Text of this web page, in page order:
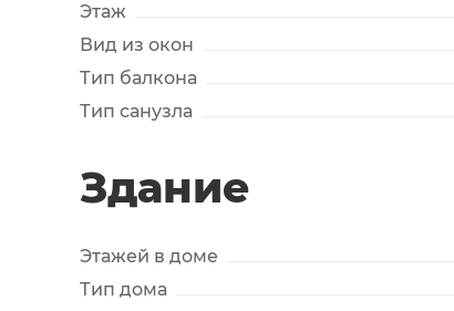
Этаж
Вид из окон
Тип балкона
Тип санузла
Здание
Этажей в доме
Тип дома